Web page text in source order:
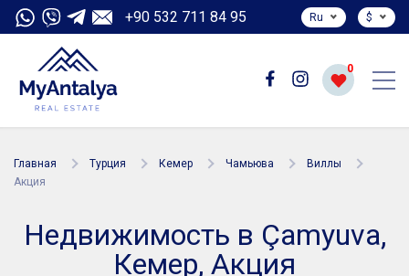
+90 532 711 84 95 Ru $
0
Главная Турция Кемер Чамьюва
Виллы
Акция
Недвижимость в Çamyuva,
Кемер, Акция